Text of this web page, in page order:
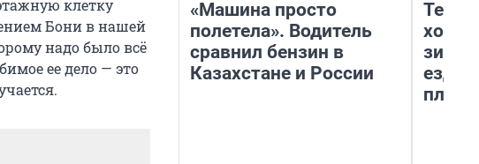
клетку
Бони в нашей
надо было всё
ее дело — это
«Машина просто
полетела». Водитель
сравнил бензин в
Казахстане и России
ездит